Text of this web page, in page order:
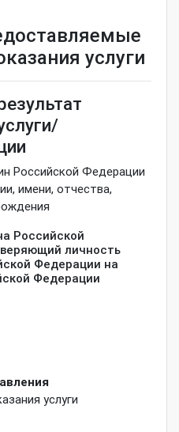
услуги
Российской Федерации
имени, отчества,
Российской
личность
Федерации на
Федерации
услуги